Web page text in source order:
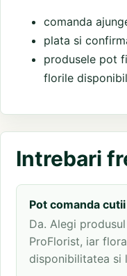
comanda
plata si
produsele pot
florile
Intrebari
Pot comanda
Da. Alegi
ProFlorist, iar
disponibilitatea si